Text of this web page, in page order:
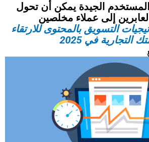
الجيدة يمكن أن تحول
العابرين إلى عملاء مخلصين
التسويق بالمحتوى للارتقاء
التجارية في 2025